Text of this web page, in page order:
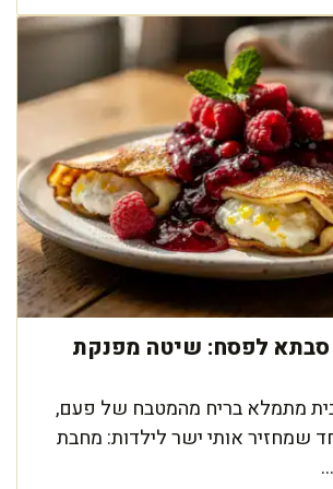
סבתא לפסח: שיטה מפנקת
מתמלא בריח מהמטבח של פעם,
שמחזיר אותי ישר לילדות: מחבת